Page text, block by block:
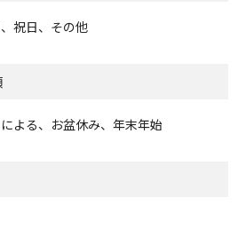
祝日、その他
よる、お盆休み、年末年始